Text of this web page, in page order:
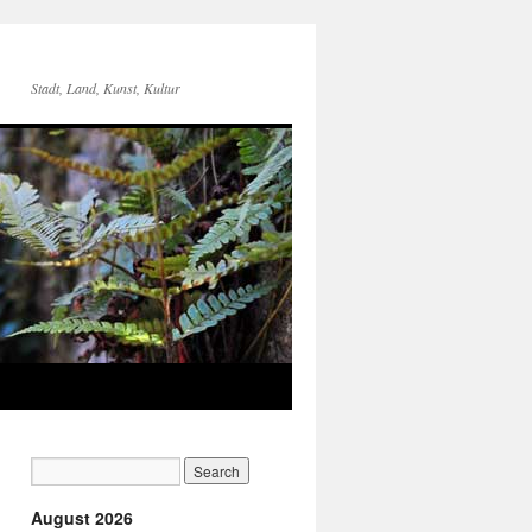
Stadt, Land, Kunst, Kultur
August 2026